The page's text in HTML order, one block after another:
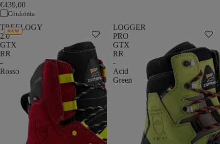
€439,00
Confronta
TREELOGY
2.0
GTX
RR
-
Rosso
NEW
LOGGER
PRO
GTX
RR
-
Acid
Green